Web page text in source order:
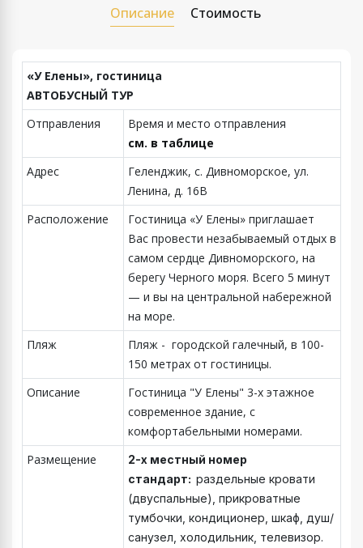
Описание Стоимость
«У Елены», гостиница
АВТОБУСНЫЙ ТУР
Отправления
Время и место отправления
см. в таблице
Адрес
Геленджик, с. Дивноморское, ул.
Ленина, д. 16В
Расположение
Гостиница «У Елены» приглашает
Вас провести незабываемый отдых в
самом сердце Дивноморского, на
берегу Черного моря. Всего 5 минут
— и вы на центральной набережной
на море.
Пляж
Пляж - городской галечный, в 100-
150 метрах от гостиницы.
Описание
Гостиница "У Елены" 3-х этажное
современное здание, с
комфортабельными номерами.
Размещение
2-х местный номер
стандарт: раздельные кровати
(двуспальные), прикроватные
тумбочки, кондиционер, шкаф, душ/
санузел, холодильник, телевизор.